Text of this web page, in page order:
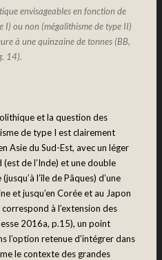
envisageables en fonction de
I) ou non (mégalithisme de type II)
à une quinzaine de tonnes (BB,
14).
et la question des
de type I est clairement
Asie du Sud-Est, avec un léger
(est de l’Inde) et une double
l’île de Pâques) d’une
et jusqu’en Corée et au Japon
à l’extension des
2016a, p.15), un point
l’option retenue d’intégrer dans
le contexte des grandes